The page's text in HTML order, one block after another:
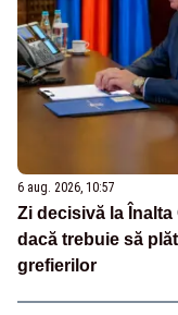
6 aug. 2026, 10:57
Zi decisivă la
dacă trebuie să
grefierilor